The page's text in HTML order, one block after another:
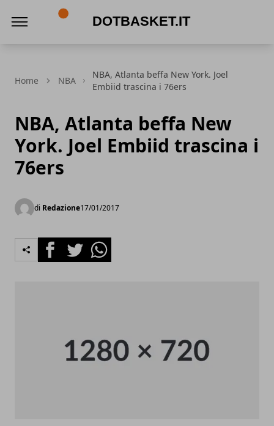
Home NBA
NBA, Atlanta beffa New York. Joel
Embiid trascina i 76ers
NBA, Atlanta beffa New
York. Joel Embiid trascina i
76ers
di Redazione17/01/2017
FacebookTwitterWhatsapp